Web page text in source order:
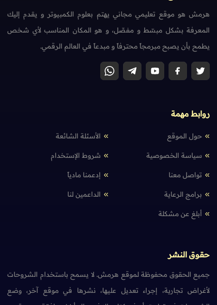
هرمش هو موقع تعليمي مجاني يهتم بعلوم الكمبيوتر و يقدم إليك
المعرفة بشكل مبسّط و مفصّل، و هو المكان المناسب لأي شخص
يطمح بأن يصبح مبرمجاً محترفاً و مبدعاً في العالم الرقمي.
روابط مهمة
حول الموقع الأسئلة الشائعة
سياسة الخصوصية شروط الإستخدام
تواصل معنا إدعمنا مادياً
برامج الرعاية الداعمين لنا
أبلغ عن مشكلة
حقوق النشر
جميع الحقوق محفوظة لموقع هرمش. لا يسمح باستخدام الشروحات
لأغراض تجارية، إجراء تعديل عليها، نشرها في موقع آخر، وضع